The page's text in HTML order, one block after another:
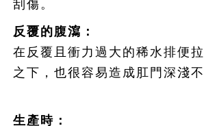
刮傷。
反覆的腹瀉：
在反覆且衝力過大的稀水排便
之下，也很容易造成肛門深淺不
生產時：